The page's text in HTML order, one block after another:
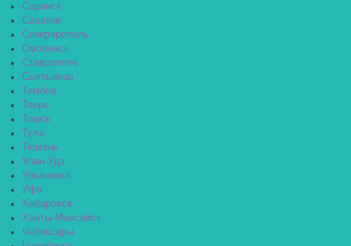
Саранск
Саратов
Симферополь
Смоленск
Ставрополь
Сыктывкар
Тамбов
Тверь
Томск
Тула
Тюмень
Улан-Удэ
Ульяновск
Уфа
Хабаровск
Ханты-Мансийск
Чебоксары